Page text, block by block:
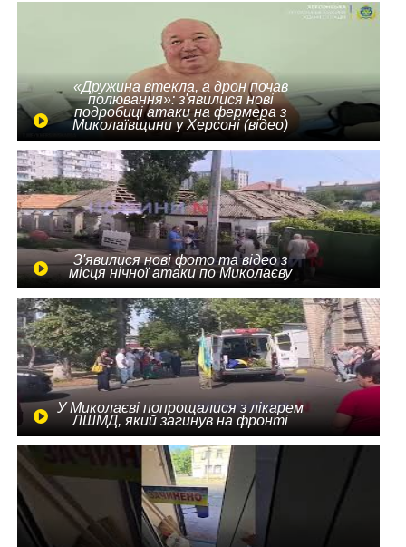
«Дружина втекла, а дрон почав
полювання»: з'явилися нові
подробиці атаки на фермера з
Миколаївщини у Херсоні (відео)
З'явилися нові фото та відео з
місця нічної атаки по Миколаєву
У Миколаєві попрощалися з лікарем
ЛШМД, який загинув на фронті